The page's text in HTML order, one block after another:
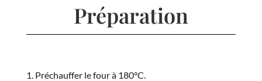
Préparation
Préchauffer le four à 180°C.